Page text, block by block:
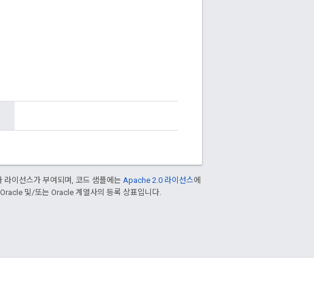
라이선스가 부여되며, 코드 샘플에는 Apache 2.0 라이선스에
및/또는 Oracle 계열사의 등록 상표입니다.